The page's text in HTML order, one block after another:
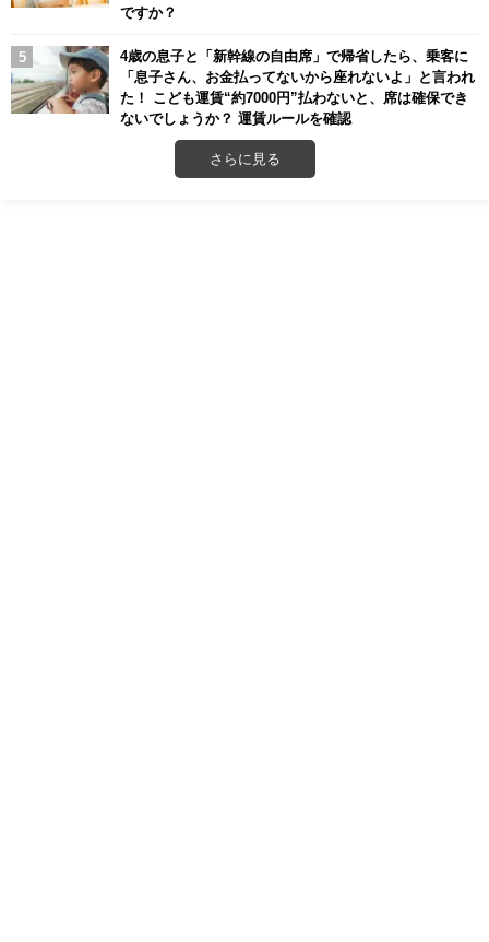
ですか？
4歳の息子と「新幹線の自由席」で帰省したら、乗客に
「息子さん、お金払ってないから座れないよ」と言われ
た！ こども運賃“約7000円”払わないと、席は確保でき
ないでしょうか？ 運賃ルールを確認
さらに見る